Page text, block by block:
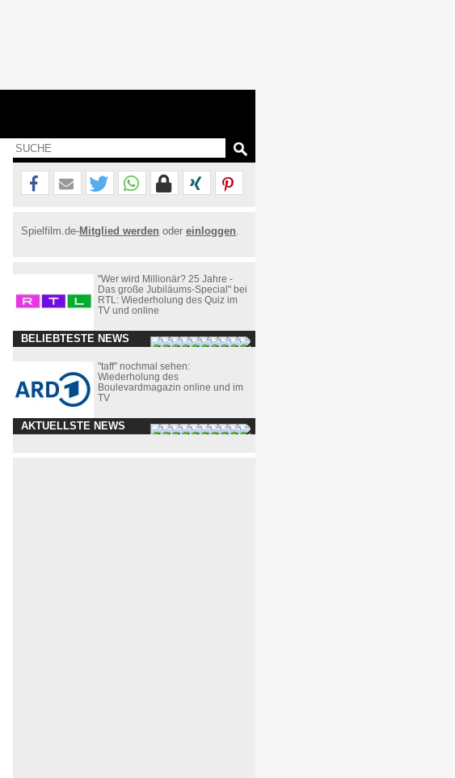
Spielfilm.de-Mitglied werden oder einloggen.
"Wer wird Millionär? 25 Jahre -
Das große Jubiläums-Special" bei
RTL: Wiederholung des Quiz im
TV und online
BELIEBTESTE NEWS
"taff" nochmal sehen:
Wiederholung des
Boulevardmagazin online und im
TV
AKTUELLSTE NEWS